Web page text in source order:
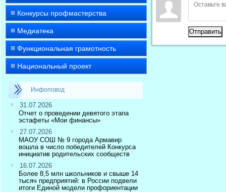
Конкурсы профмастерства
Медиатека
Функциональная грамотность
Национальный проект
Инфоповод
31.07.2026
Отчет о проведении девятого этапа
эстафеты «Мои финансы»
27.07.2026
МАОУ СОШ № 9 города Армавир
вошла в число победителей Конкурса
инициатив родительских сообществ
16.07.2026
Более 8,5 млн школьников и свыше 14
тысяч предприятий: в России подвели
итоги Единой модели профориентации
Отправить